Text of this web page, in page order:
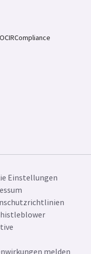
Compliance
Einstellungen
melden